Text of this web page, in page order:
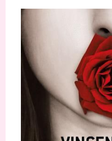
publication :